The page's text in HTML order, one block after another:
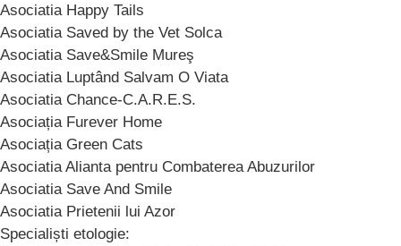
Asociatia Happy Tails
Asociatia Saved by the Vet Solca
Asociatia Save&Smile Mureş
Asociatia Luptând Salvam O Viata
Asociatia Chance-C.A.R.E.S.
Asociația Furever Home
Asociația Green Cats
Asociatia Alianta pentru Combaterea Abuzurilor
Asociatia Save And Smile
Asociatia Prietenii lui Azor
Specialiști etologie: